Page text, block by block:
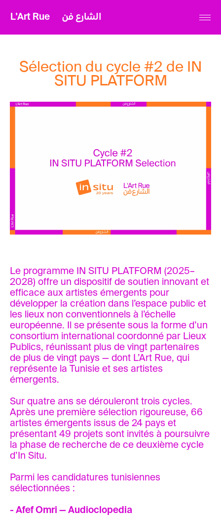
L'Art Rue الشارع فن
Sélection du cycle #2 de IN
SITU PLATFORM
Le programme IN SITU PLATFORM (2025–
2028) offre un dispositif de soutien innovant et
efficace aux artistes émergents pour
développer la création dans l’espace public et
les lieux non conventionnels à l’échelle
européenne. Il se présente sous la forme d’un
consortium international coordonné par Lieux
Publics, réunissant plus de vingt partenaires
de plus de vingt pays — dont L’Art Rue, qui
représente la Tunisie et ses artistes
émergents.
Sur quatre ans se dérouleront trois cycles.
Après une première sélection rigoureuse, 66
artistes émergents issus de 24 pays et
présentant 49 projets sont invités à poursuivre
la phase de recherche de ce deuxième cycle
d’In Situ.
Parmi les candidatures tunisiennes
sélectionnées :
- Afef Omri — Audioclopedia